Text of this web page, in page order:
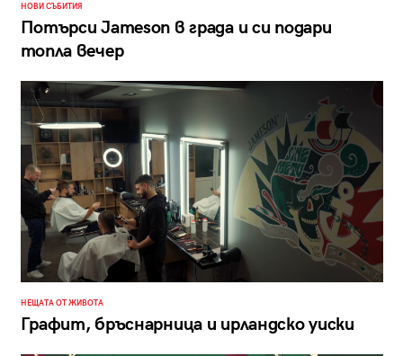
НОВИ СЪБИТИЯ
Потърси Jameson в града и си подари
топла вечер
НЕЩАТА ОТ ЖИВОТА
Графит, бръснарница и ирландско уиски